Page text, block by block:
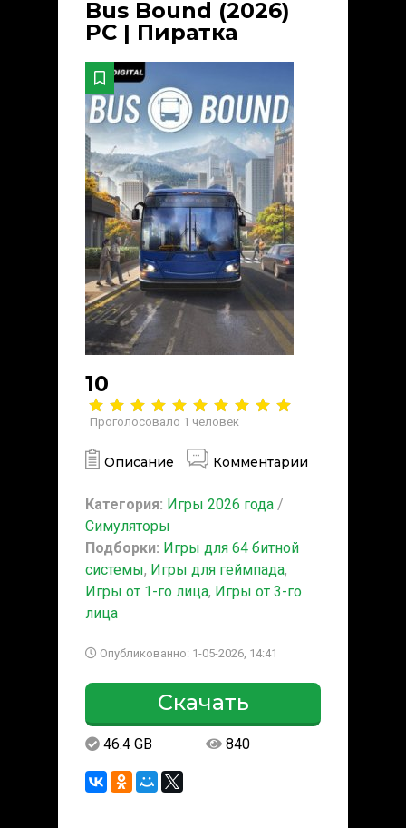
Bus Bound (2026)
PC | Пиратка
10
Проголосовало 1 человек
Описание Комментарии
Категория: Игры 2026 года /
Симуляторы
Подборки: Игры для 64 битной
системы, Игры для геймпада,
Игры от 1-го лица, Игры от 3-го
лица
Опубликованно: 1-05-2026, 14:41
Скачать
46.4 GB 840